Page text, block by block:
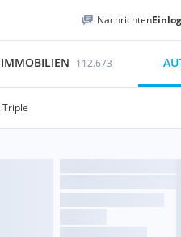
Nachrichten
IMMOBILIEN 112.673